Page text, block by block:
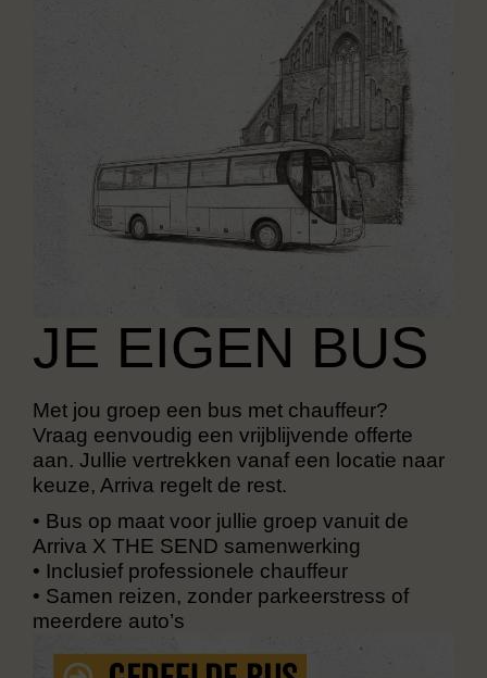
JE EIGEN BUS
Met jou groep een bus met chauffeur?
Vraag eenvoudig een vrijblijvende offerte
aan. Jullie vertrekken vanaf een locatie naar
keuze, Arriva regelt de rest.
• Bus op maat voor jullie groep vanuit de
Arriva X THE SEND samenwerking
• Inclusief professionele chauffeur
• Samen reizen, zonder parkeerstress of
meerdere auto’s